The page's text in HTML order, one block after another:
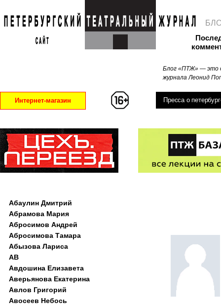
Блог «ПТЖ» — это
журнала Леонид
Интернет-магазин Пресса о
Абаулин Дмитрий
Абрамова Мария
Абросимов Андрей
Абросимова Тамара
Абызова Лариса
АВ
Авдошина Елизавета
Аверьянова Екатерина
Авлов Григорий
Авосеев Небось